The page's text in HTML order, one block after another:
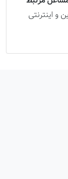
اینترنتی